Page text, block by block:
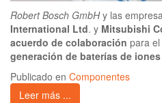
Robert Bosch GmbHy las
International Ltd. y Mitsubishi
acuerdo de colaboración para
generación de baterías de
Publicado en Componentes
Leer más ...